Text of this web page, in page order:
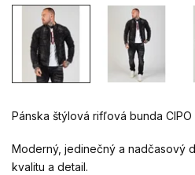
Pánska štýlová rifľová bunda CIPO
Moderný, jedinečný a nadčasový
kvalitu a detail.